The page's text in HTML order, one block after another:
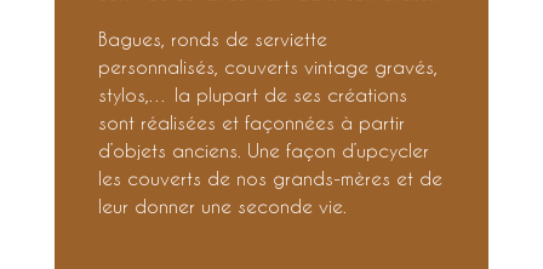
Bagues, ronds de serviette
personnalisés, couverts vintage gravés,
stylos,… la plupart de ses créations
sont réalisées et façonnées à partir
d’objets anciens. Une façon d’upcycler
les couverts de nos grands-mères et de
leur donner une seconde vie.